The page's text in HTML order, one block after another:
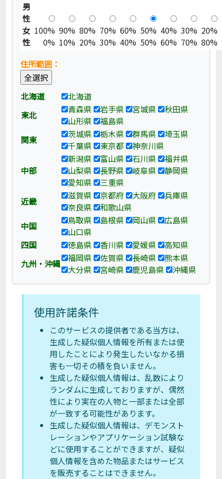
男
性
女
性
100%
0%
90%
10%
80%
20%
70%
30%
60%
40%
50%
50%
40%
60%
30%
70%
20%
80%
住所範囲：
北海道
北海道
東北
青森県 岩手県 宮城県
秋田県
山形県
福島県
関東
茨城県 栃木県 群馬県
埼玉県
千葉県
東京都 神奈川県
中部
新潟県 富山県 石川県
福井県
山梨県
長野県 岐阜県
静岡県
愛知県
三重県
近畿
滋賀県 京都府 大阪府
兵庫県
奈良県
和歌山県
中国
鳥取県 島根県 岡山県
広島県
山口県
四国
徳島県 香川県 愛媛県
高知県
九州・沖縄
福岡県 佐賀県 長崎県
熊本県
大分県
宮崎県 鹿児島県 沖縄県
使用許諾条件
このサービスの提供者である当方は、
生成した疑似個人情報を所有または使
用したことにより発生したいなかる損
害も一切その積を負いません。
生成した疑似個人情報は、乱数により
ランダムに生成しておりますが、偶然
性により実在の人物と一部または全部
が一致する可能性があります。
生成した疑似個人情報は、デモンスト
レーションやアプリケーション試験な
どに使用することができますが、疑似
個人情報を含めた物品またはサービス
を販売することはできません。